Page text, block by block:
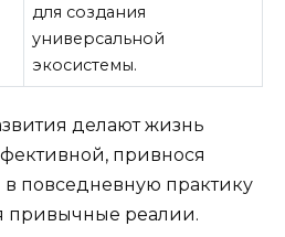
для создания
универсальной
экосистемы.
делают жизнь
привнося
повседневную практику
привычные реалии.